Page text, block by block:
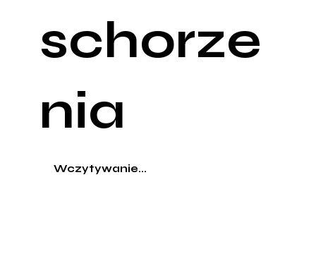
schorze
nia
Wczytywanie...